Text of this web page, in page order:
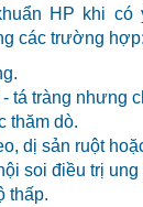
HP khi
các trường hợp:
tá tràng nhưng
thăm dò.
dị sản ruột
soi điều trị
thấp.